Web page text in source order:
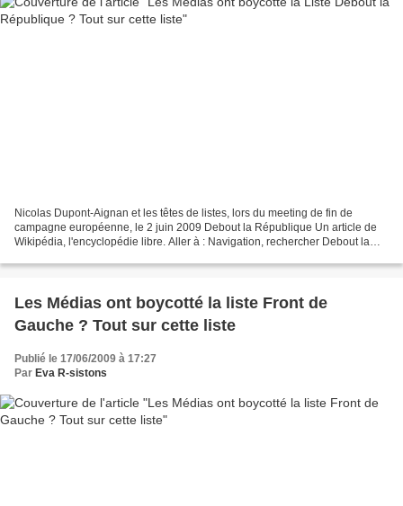
Nicolas Dupont-Aignan et les têtes de listes, lors du meeting de fin de
campagne européenne, le 2 juin 2009 Debout la République Un article de
Wikipédia, l'encyclopédie libre. Aller à : Navigation, rechercher Debout la
Les Médias ont boycotté la liste Front de
Gauche ? Tout sur cette liste
Publié le 17/06/2009 à 17:27
Par Eva R-sistons